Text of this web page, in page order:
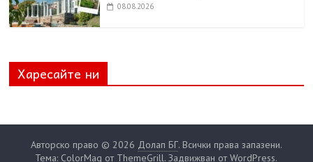
08.08.2026
Харесайте ни
Авторско право © 2026 Долап БГ. Всички права запазени.
Тема: ColorMag от ThemeGrill. Задвижван отWordPress.